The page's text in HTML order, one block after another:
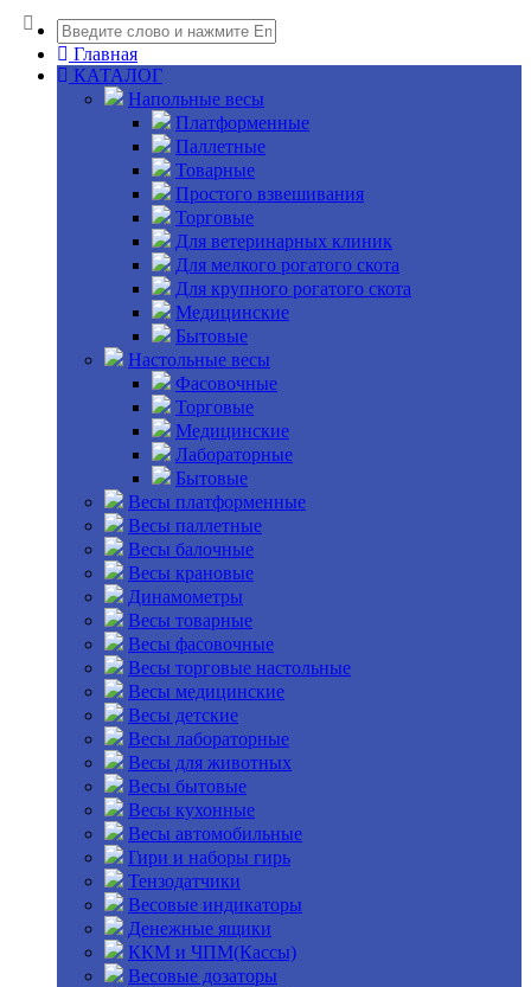
Главная
КАТАЛОГ
Напольные весы
Платформенные
Паллетные
Товарные
Простого взвешивания
Торговые
Для ветеринарных клиник
Для мелкого рогатого скота
Для крупного рогатого скота
Медицинские
Бытовые
Настольные весы
Фасовочные
Торговые
Медицинские
Лабораторные
Бытовые
Весы платформенные
Весы паллетные
Весы балочные
Весы крановые
Динамометры
Весы товарные
Весы фасовочные
Весы торговые настольные
Весы медицинские
Весы детские
Весы лабораторные
Весы для животных
Весы бытовые
Весы кухонные
Весы автомобильные
Гири и наборы гирь
Тензодатчики
Весовые индикаторы
Денежные ящики
ККМ и ЧПМ(Кассы)
Весовые дозаторы